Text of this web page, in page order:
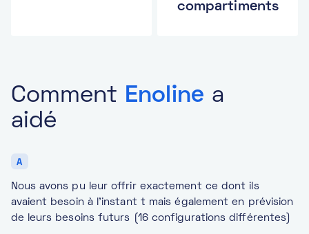
compartiments
Comment Enoline a
aidé
A
Nous avons pu leur offrir exactement ce dont ils
avaient besoin à l'instant t mais également en prévision
de leurs besoins futurs (16 configurations différentes)